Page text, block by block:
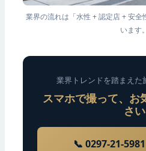
業界の流れは「水性 + 認定店 + 安
います。
業界トレンドを踏まえた
スマホで撮って、お
さい
📞 0297-21-